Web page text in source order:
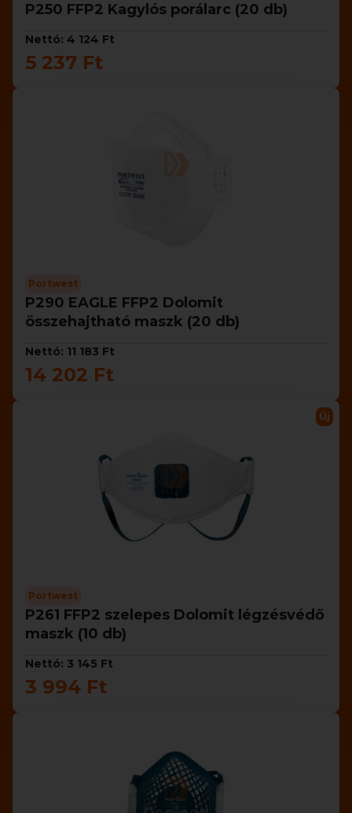
P250 FFP2 Kagylós porálarc (20 db)
Nettó: 4 124 Ft
5 237 Ft
Portwest
P290 EAGLE FFP2 Dolomit
összehajtható maszk (20 db)
Nettó: 11 183 Ft
14 202 Ft
Új
Portwest
P261 FFP2 szelepes Dolomit légzésvédő
maszk (10 db)
Nettó: 3 145 Ft
3 994 Ft